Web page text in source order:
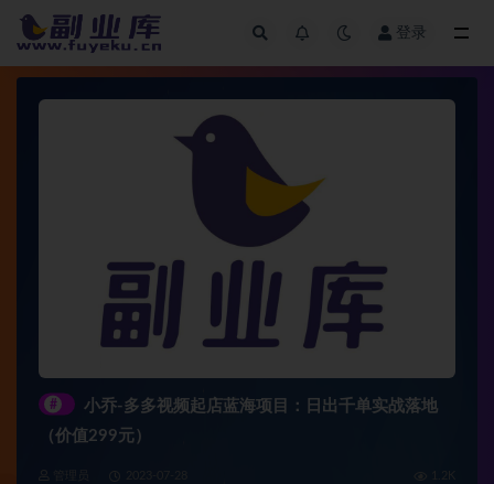
登录
#
小乔-多多视频起店蓝海项目：日出千单实战落地
（价值299元）
1.2K